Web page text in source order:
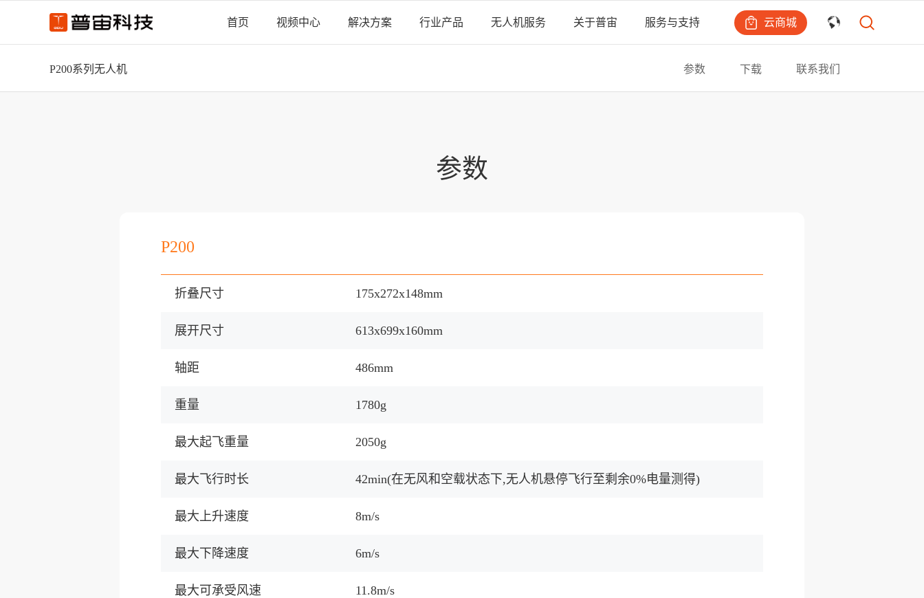
首页 视频中心 解决方案 行业产品 无人机服务 关于普宙 服务与支持 云商城
P200系列无人机 参数 下载 联系我们
参数
P200
折叠尺寸 175x272x148mm
展开尺寸 613x699x160mm
轴距 486mm
重量 1780g
最大起飞重量 2050g
最大飞行时长 42min(在无风和空载状态下,无人机悬停飞行至剩余0%电量测得)
最大上升速度 8m/s
最大下降速度 6m/s
最大可承受风速 11.8m/s